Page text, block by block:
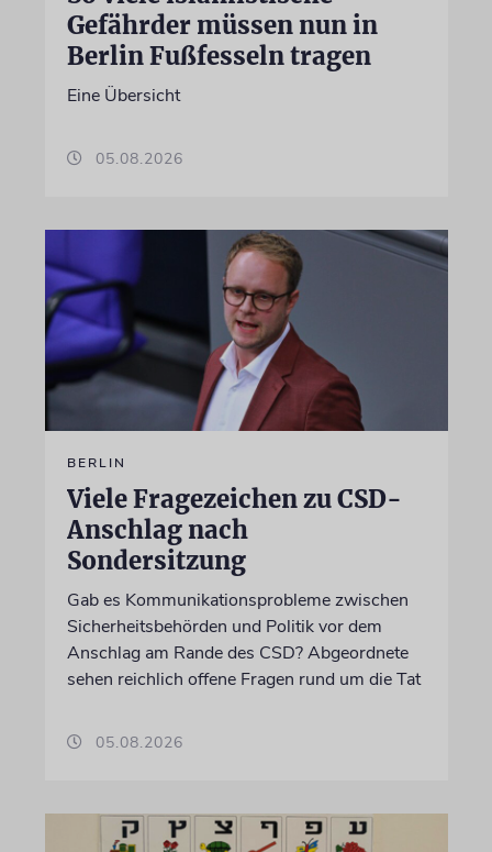
Gefährder müssen nun in
Berlin Fußfesseln tragen
Eine Übersicht
05.08.2026
BERLIN
Viele Fragezeichen zu CSD-
Anschlag nach
Sondersitzung
Gab es Kommunikationsprobleme zwischen
Sicherheitsbehörden und Politik vor dem
Anschlag am Rande des CSD? Abgeordnete
sehen reichlich offene Fragen rund um die Tat
05.08.2026